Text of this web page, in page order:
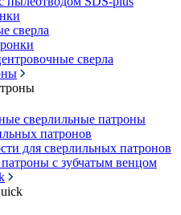
сверла
сверла
сверлильные патроны
патронов
для сверлильных патронов
с зубчатым венцом